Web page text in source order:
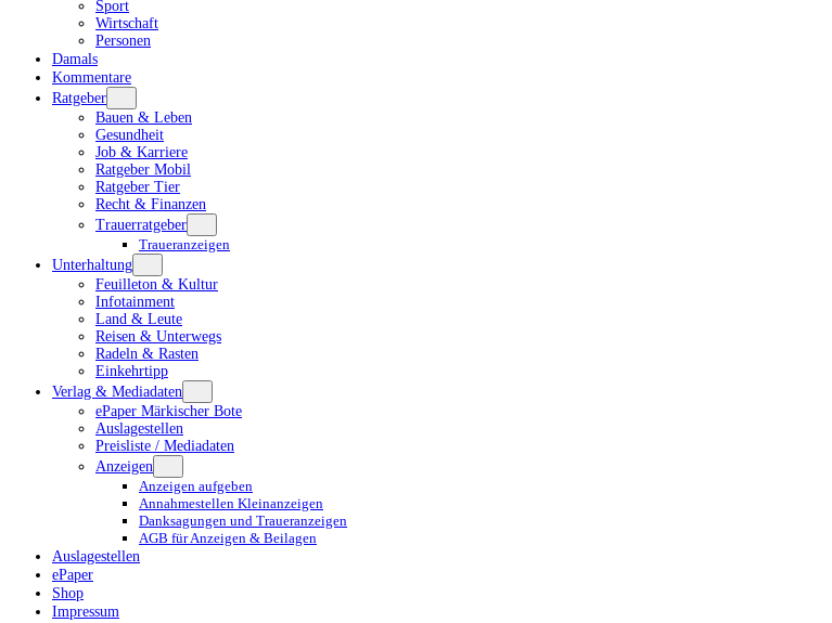
Sport
Wirtschaft
Personen
Damals
Kommentare
Ratgeber
Bauen & Leben
Gesundheit
Job & Karriere
Ratgeber Mobil
Ratgeber Tier
Recht & Finanzen
Trauerratgeber
Traueranzeigen
Unterhaltung
Feuilleton & Kultur
Infotainment
Land & Leute
Reisen & Unterwegs
Radeln & Rasten
Einkehrtipp
Verlag & Mediadaten
ePaper Märkischer Bote
Auslagestellen
Preisliste / Mediadaten
Anzeigen
Anzeigen aufgeben
Annahmestellen Kleinanzeigen
Danksagungen und Traueranzeigen
AGB für Anzeigen & Beilagen
Auslagestellen
ePaper
Shop
Impressum